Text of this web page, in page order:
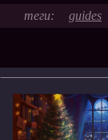
guides